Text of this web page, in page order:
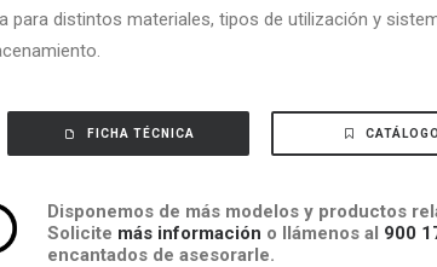
para distintos materiales, tipos de utilización y
FICHA TÉCNICA CATÁLOGO
Disponemos de más modelos y productos
Solicite más información o llámenos al 900
encantados de asesorarle.